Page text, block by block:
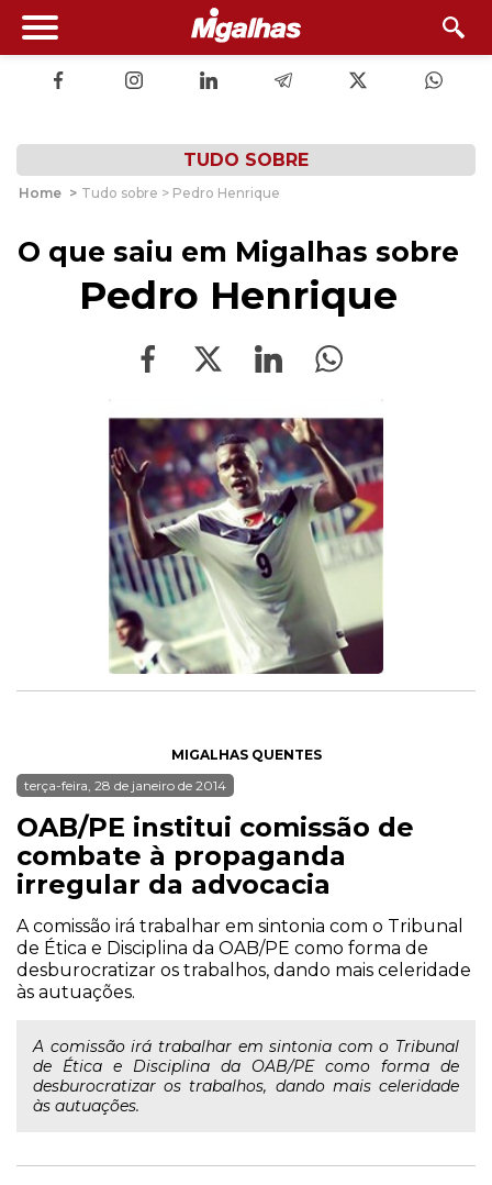
TUDO SOBRE
Home > Tudo sobre > Pedro Henrique
O que saiu em Migalhas sobre
Pedro Henrique
MIGALHAS QUENTES
terça-feira, 28 de janeiro de 2014
OAB/PE institui comissão de
combate à propaganda
irregular da advocacia
A comissão irá trabalhar em sintonia com o Tribunal
de Ética e Disciplina da OAB/PE como forma de
desburocratizar os trabalhos, dando mais celeridade
às autuações.
A comissão irá trabalhar em sintonia com o Tribunal
de Ética e Disciplina da OAB/PE como forma de
desburocratizar os trabalhos, dando mais celeridade
às autuações.